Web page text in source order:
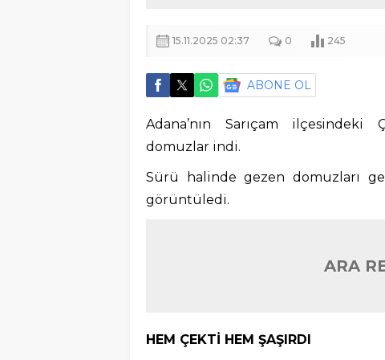
15.11.2025 02:37 0 245
ABONE OL
Adana’nın Sarıçam ilçesindeki
domuzlar indi.
Sürü halinde gezen domuzları
görüntüledi.
ARA
HEM ÇEKTİ HEM ŞAŞIRDI